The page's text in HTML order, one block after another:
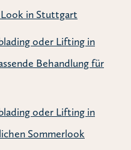
in Stuttgart
oder Lifting in
Behandlung für
oder Lifting in
Sommerlook